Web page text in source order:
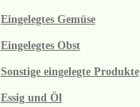
Eingelegtes Gemüse
Eingelegtes Obst
Sonstige eingelegte Produkte
Essig und Öl